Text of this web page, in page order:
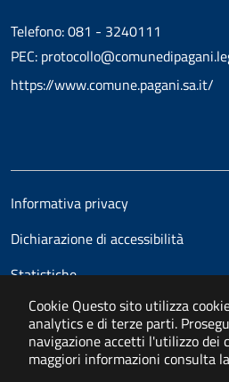
Cookie Questo sito utilizza
analytics e di terze parti.
navigazione accetti l'utilizzo dei
maggiori informazioni consulta la
Telefono: 081 - 3240111
PEC:
https://www.comune.pagani.sa.it/
Informativa privacy
Dichiarazione di accessibilità
Statistiche